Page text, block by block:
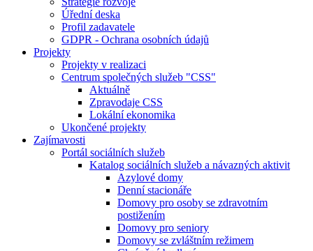
Úřední deska
Profil zadavatele
GDPR - Ochrana osobních údajů
Projekty
Projekty v realizaci
Centrum společných služeb "CSS"
Aktuálně
Zpravodaje CSS
Lokální ekonomika
Ukončené projekty
Zajímavosti
Portál sociálních služeb
Katalog sociálních služeb a návazných aktivit
Azylové domy
Denní stacionáře
Domovy pro osoby se zdravotním
postižením
Domovy pro seniory
Domovy se zvláštním režimem